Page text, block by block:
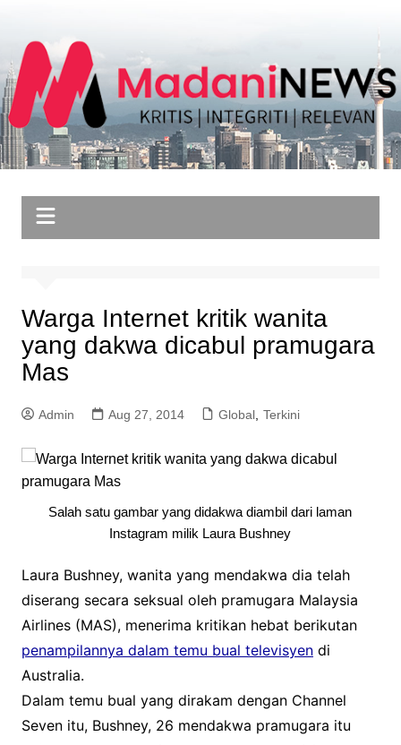
content
Warga Internet kritik wanita
yang dakwa dicabul pramugara
Mas
Admin Aug 27, 2014 Global, Terkini
Salah satu gambar yang didakwa diambil dari laman
Instagram milik Laura Bushney
Laura Bushney, wanita yang mendakwa dia telah
diserang secara seksual oleh pramugara Malaysia
Airlines (MAS), menerima kritikan hebat berikutan
penampilannya dalam temu bual televisyendi
Australia.
Dalam temu bual yang dirakam dengan Channel
Seven itu, Bushney, 26 mendakwa pramugara itu